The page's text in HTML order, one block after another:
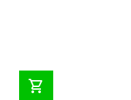
shopping_cart